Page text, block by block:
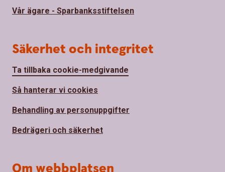
Vår ägare - Sparbanksstiftelsen
Säkerhet och integritet
Ta tillbaka cookie-medgivande
Så hanterar vi cookies
Behandling av personuppgifter
Bedrägeri och säkerhet